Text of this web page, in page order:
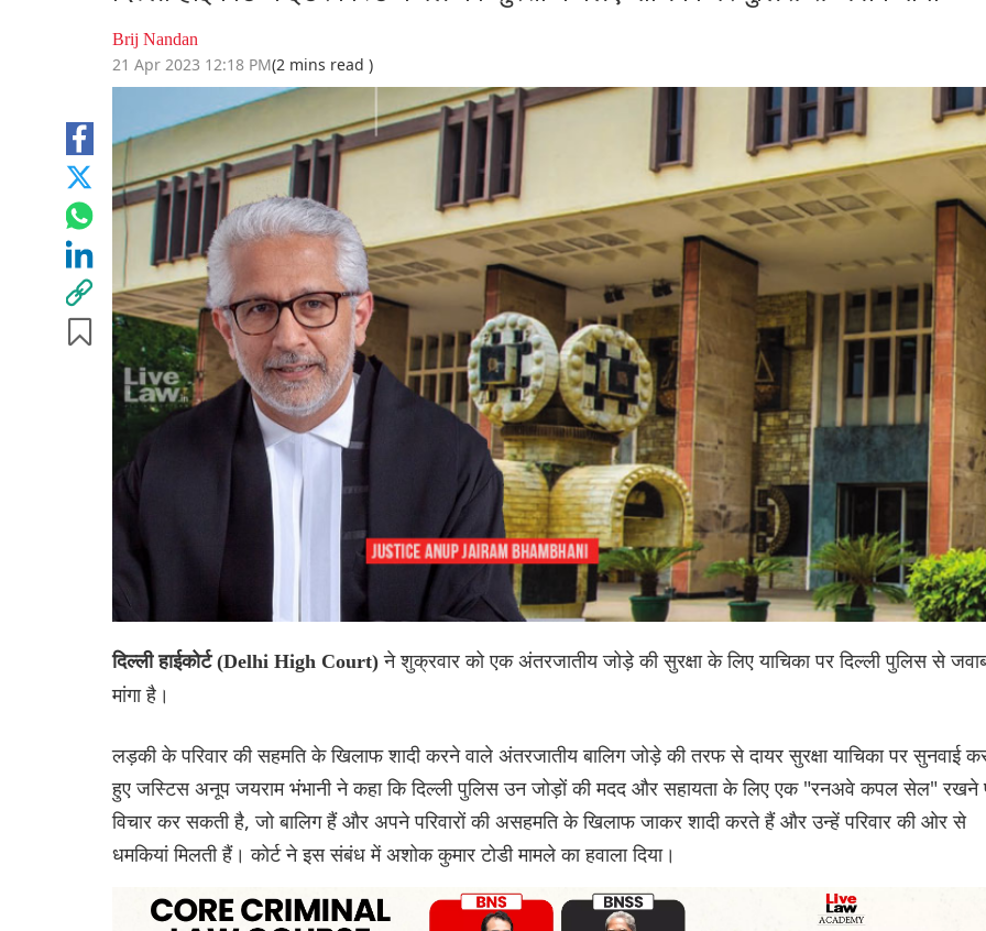
Brij Nandan
21 Apr 2023 12:18 PM(2 mins read )
दिल्ली हाईकोर्ट (Delhi High Court) ने शुक्रवार को एक अंतरजातीय जोड़े की सुरक्षा के लिए याचिका पर दिल्ली पुलिस से
मांगा है।
लड़की के परिवार की सहमति के खिलाफ शादी करने वाले अंतरजातीय बालिग जोड़े की तरफ से दायर सुरक्षा याचिका पर सुनवाई
हुए जस्टिस अनूप जयराम भंभानी ने कहा कि दिल्ली पुलिस उन जोड़ों की मदद और सहायता के लिए एक "रनअवे कपल सेल" रखने
विचार कर सकती है, जो बालिग हैं और अपने परिवारों की असहमति के खिलाफ जाकर शादी करते हैं और उन्हें परिवार की ओर से
धमकियां मिलती हैं। कोर्ट ने इस संबंध में अशोक कुमार टोडी मामले का हवाला दिया।